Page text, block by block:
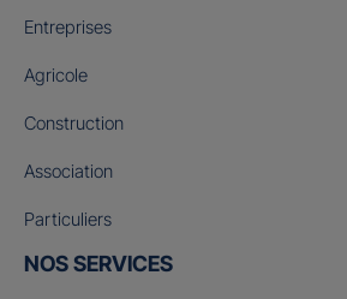
Entreprises
Agricole
Construction
Association
Particuliers
NOS SERVICES